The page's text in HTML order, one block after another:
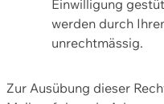
Einwilligung
werden durch
unrechtmässig.
Zur Ausübung dieser